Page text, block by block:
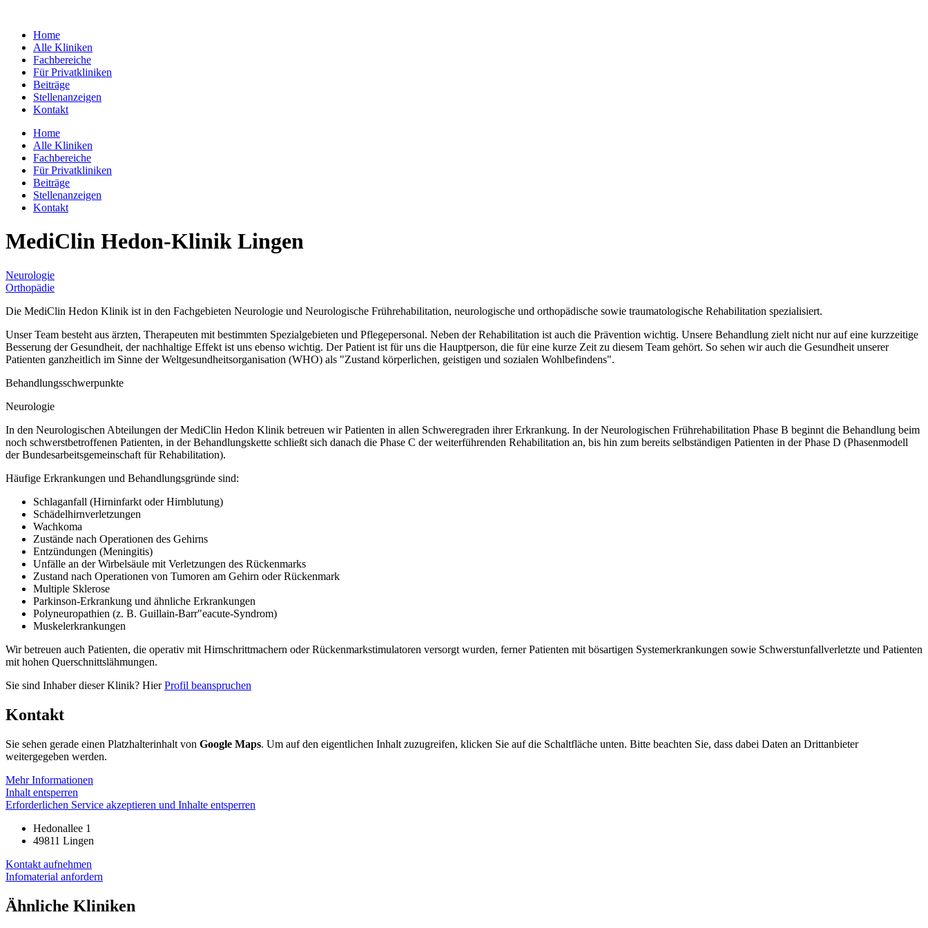
springenHome
Alle Kliniken
Fachbereiche
Für Privatkliniken
Beiträge
Stellenanzeigen
Kontakt
Home
Alle Kliniken
Fachbereiche
Für Privatkliniken
Beiträge
Stellenanzeigen
Kontakt
MediClin Hedon-Klinik Lingen
Neurologie
Orthopädie
Die MediClin Hedon Klinik ist in den Fachgebieten Neurologie und Neurologische Frührehabilitation, neurologische und orthopädische sowie traumatologische Rehabilitation spezialisiert.
Unser Team besteht aus ärzten, Therapeuten mit bestimmten Spezialgebieten und Pflegepersonal. Neben der Rehabilitation ist auch die Prävention wichtig. Unsere Behandlung zielt nicht nur auf eine kurzzeitige
Besserung der Gesundheit, der nachhaltige Effekt ist uns ebenso wichtig. Der Patient ist für uns die Hauptperson, die für eine kurze Zeit zu diesem Team gehört. So sehen wir auch die Gesundheit unserer
Patienten ganzheitlich im Sinne der Weltgesundheitsorganisation (WHO) als "Zustand körperlichen, geistigen und sozialen Wohlbefindens".
Behandlungsschwerpunkte
Neurologie
In den Neurologischen Abteilungen der MediClin Hedon Klinik betreuen wir Patienten in allen Schweregraden ihrer Erkrankung. In der Neurologischen Frührehabilitation Phase B beginnt die Behandlung beim
noch schwerstbetroffenen Patienten, in der Behandlungskette schließt sich danach die Phase C der weiterführenden Rehabilitation an, bis hin zum bereits selbständigen Patienten in der Phase D (Phasenmodell
der Bundesarbeitsgemeinschaft für Rehabilitation).
Häufige Erkrankungen und Behandlungsgründe sind:
Schlaganfall (Hirninfarkt oder Hirnblutung)
Schädelhirnverletzungen
Wachkoma
Zustände nach Operationen des Gehirns
Entzündungen (Meningitis)
Unfälle an der Wirbelsäule mit Verletzungen des Rückenmarks
Zustand nach Operationen von Tumoren am Gehirn oder Rückenmark
Multiple Sklerose
Parkinson-Erkrankung und ähnliche Erkrankungen
Polyneuropathien (z. B. Guillain-Barr"eacute-Syndrom)
Muskelerkrankungen
Wir betreuen auch Patienten, die operativ mit Hirnschrittmachern oder Rückenmarkstimulatoren versorgt wurden, ferner Patienten mit bösartigen Systemerkrankungen sowie Schwerstunfallverletzte und Patienten
mit hohen Querschnittslähmungen.
Sie sind Inhaber dieser Klinik? HierProfil beanspruchen
Kontakt
Sie sehen gerade einen Platzhalterinhalt von Google Maps. Um auf den eigentlichen Inhalt zuzugreifen, klicken Sie auf die Schaltfläche unten. Bitte beachten Sie, dass dabei Daten an Drittanbieter
weitergegeben werden.
Mehr Informationen
Inhalt entsperren
Erforderlichen Service akzeptieren und Inhalte entsperren
Hedonallee 1
49811 Lingen
Kontakt aufnehmen
Infomaterial anfordern
Ähnliche Kliniken